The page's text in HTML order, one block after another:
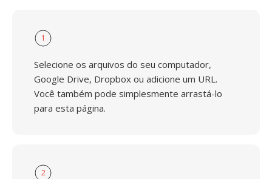
1
Selecione os arquivos do seu computador,
Google Drive, Dropbox ou adicione um URL.
Você também pode simplesmente arrastá-lo
para esta página.
2